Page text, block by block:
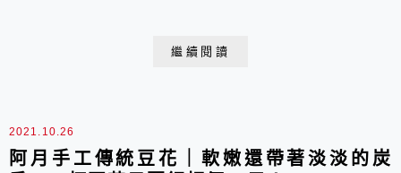
繼續閱讀
2021.10.26
阿月手工傳統豆花｜軟嫩還帶著淡淡的炭